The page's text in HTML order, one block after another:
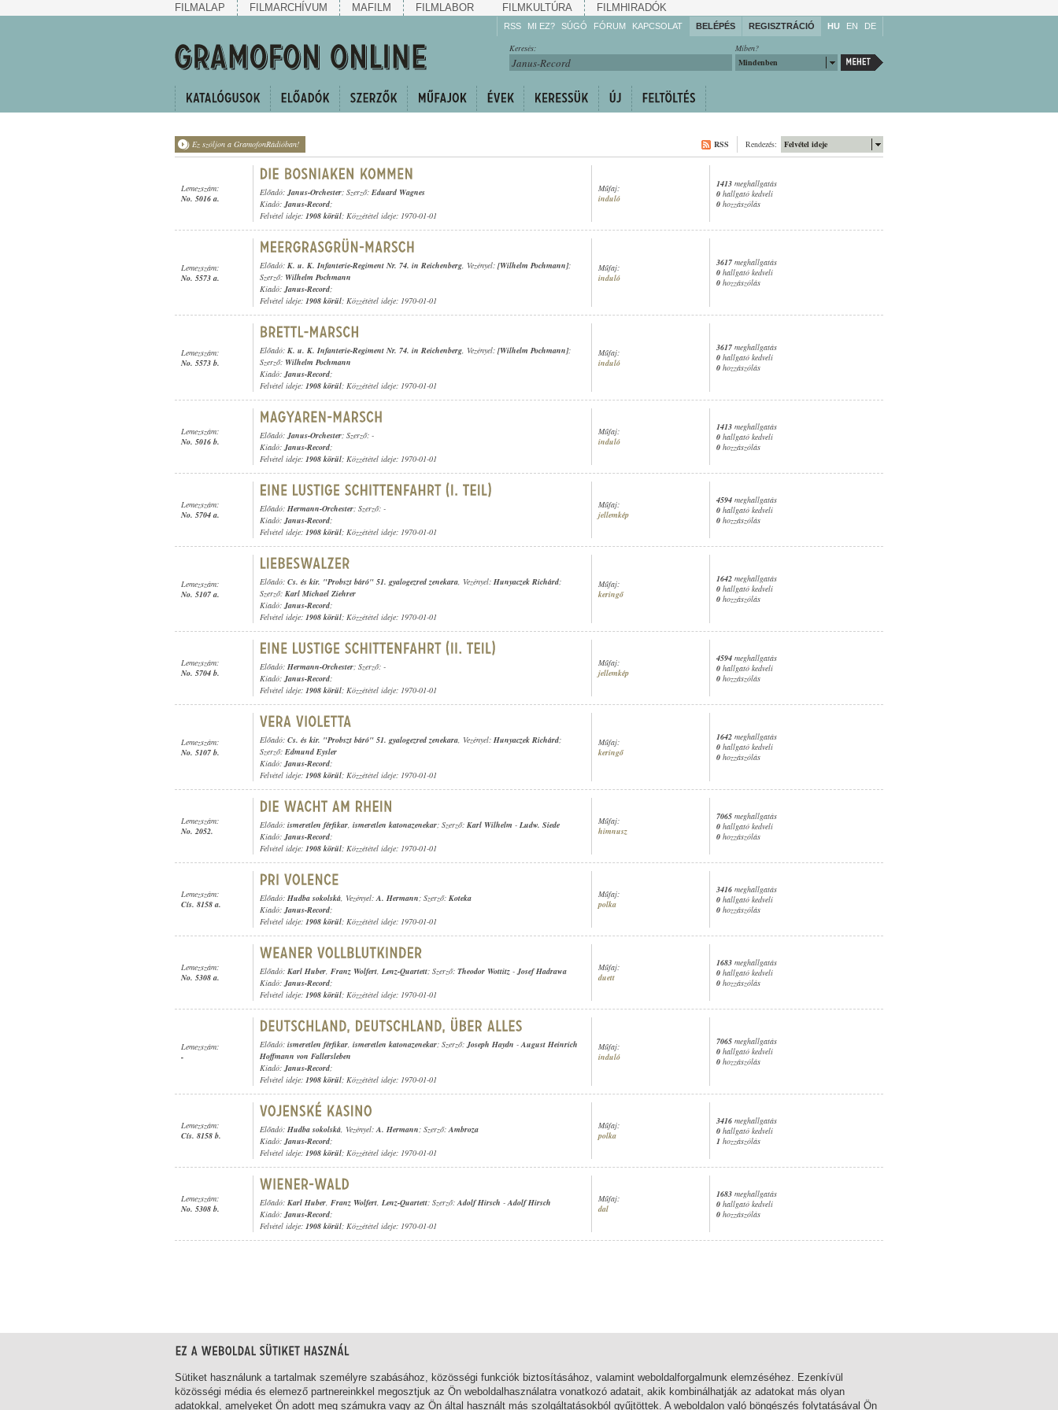
FILMALAP FILMARCHÍVUM MAFILM FILMLABOR FILMKULTÚRA FILMHIRADÓK
RSS MI EZ? SÚGÓ
Gyarapítsa!
Kövesse!
FÓRUM KAPCSOLAT BELÉPÉS REGISZTRÁCIÓ HU EN DE
Miben?
Mindenben
Keresés:
Ez szóljon a GramofonRádióban! Felvétel ideje
Rendezés:
RSS
Lemezszám:
No. 5016 a.
Előadó:Janus-Orchester; Szerző: Eduard Wagnes
Kiadó:Janus-Record;
Felvétel ideje: 1908 körül; Közzététel ideje: 1970-01-01
Műfaj:
induló
1413 meghallgatás
0 hallgató kedveli
0 hozzászólás
Lemezszám:
No. 5573 a.
Előadó: K. u. K. Infanterie-Regiment Nr. 74. in Reichenberg, Vezényel: [Wilhelm Pochmann];
Szerző: Wilhelm Pochmann
Kiadó:Janus-Record;
Felvétel ideje: 1908 körül; Közzététel ideje: 1970-01-01
Műfaj:
induló
3617 meghallgatás
0 hallgató kedveli
0 hozzászólás
Lemezszám:
No. 5573 b.
Előadó: K. u. K. Infanterie-Regiment Nr. 74. in Reichenberg, Vezényel: [Wilhelm Pochmann];
Szerző: Wilhelm Pochmann
Kiadó:Janus-Record;
Felvétel ideje: 1908 körül; Közzététel ideje: 1970-01-01
Műfaj:
induló
3617 meghallgatás
0 hallgató kedveli
0 hozzászólás
Lemezszám:
No. 5016 b.
Előadó:Janus-Orchester; Szerző: -
Kiadó:Janus-Record;
Felvétel ideje: 1908 körül; Közzététel ideje: 1970-01-01
Műfaj:
induló
1413 meghallgatás
0 hallgató kedveli
0 hozzászólás
Lemezszám:
No. 5704 a.
Előadó: Hermann-Orchester; Szerző: -
Kiadó:Janus-Record;
Felvétel ideje: 1908 körül; Közzététel ideje: 1970-01-01
Műfaj:
jellemkép
4594 meghallgatás
0 hallgató kedveli
0 hozzászólás
Lemezszám:
No. 5107 a.
Előadó: Cs. és kir. "Probszt báró" 51. gyalogezred zenekara, Vezényel: Hunyaczek Richárd;
Szerző: Karl Michael Ziehrer
Kiadó:Janus-Record;
Felvétel ideje: 1908 körül; Közzététel ideje: 1970-01-01
Műfaj:
keringő
1642 meghallgatás
0 hallgató kedveli
0 hozzászólás
Lemezszám:
No. 5704 b.
Előadó: Hermann-Orchester; Szerző: -
Kiadó:Janus-Record;
Felvétel ideje: 1908 körül; Közzététel ideje: 1970-01-01
Műfaj:
jellemkép
4594 meghallgatás
0 hallgató kedveli
0 hozzászólás
Lemezszám:
No. 5107 b.
Előadó: Cs. és kir. "Probszt báró" 51. gyalogezred zenekara, Vezényel: Hunyaczek Richárd;
Szerző: Edmund Eysler
Kiadó:Janus-Record;
Felvétel ideje: 1908 körül; Közzététel ideje: 1970-01-01
Műfaj:
keringő
1642 meghallgatás
0 hallgató kedveli
0 hozzászólás
Lemezszám:
No. 2052.
Előadó: ismeretlen férfikar, ismeretlen katonazenekar; Szerző: Karl Wilhelm - Ludw. Siede
Kiadó:Janus-Record;
Felvétel ideje: 1908 körül; Közzététel ideje: 1970-01-01
Műfaj:
himnusz
7065 meghallgatás
0 hallgató kedveli
0 hozzászólás
Lemezszám:
Cís. 8158 a.
Előadó: Hudba sokolská, Vezényel:A. Hermann; Szerző: Koteka
Kiadó:Janus-Record;
Felvétel ideje: 1908 körül; Közzététel ideje: 1970-01-01
Műfaj:
polka
3416 meghallgatás
0 hallgató kedveli
0 hozzászólás
Lemezszám:
No. 5308 a.
Előadó: Karl Huber, Franz Wolfert, Lenz-Quartett; Szerző: Theodor Wottitz -Josef Hadrawa
Kiadó:Janus-Record;
Felvétel ideje: 1908 körül; Közzététel ideje: 1970-01-01
Műfaj:
duett
1683 meghallgatás
0 hallgató kedveli
0 hozzászólás
Lemezszám:
-
Előadó: ismeretlen férfikar, ismeretlen katonazenekar; Szerző:Joseph Haydn -August Heinrich
Hoffmann von Fallersleben
Kiadó:Janus-Record;
Felvétel ideje: 1908 körül; Közzététel ideje: 1970-01-01
Műfaj:
induló
7065 meghallgatás
0 hallgató kedveli
0 hozzászólás
Lemezszám:
Cís. 8158 b.
Előadó: Hudba sokolská, Vezényel:A. Hermann; Szerző:Ambroza
Kiadó:Janus-Record;
Felvétel ideje: 1908 körül; Közzététel ideje: 1970-01-01
Műfaj:
polka
3416 meghallgatás
0 hallgató kedveli
1 hozzászólás
Lemezszám:
No. 5308 b.
Előadó: Karl Huber, Franz Wolfert, Lenz-Quartett; Szerző:Adolf Hirsch -Adolf Hirsch
Kiadó:Janus-Record;
Felvétel ideje: 1908 körül; Közzététel ideje: 1970-01-01
Műfaj:
dal
1683 meghallgatás
0 hallgató kedveli
0 hozzászólás
1-14/ összesen 14 találat 1. oldal
Sütiket használunk a tartalmak személyre szabásához, közösségi funkciók biztosításához, valamint weboldalforgalmunk elemzéséhez. Ezenkívül
közösségi média és elemező partnereinkkel megosztjuk az Ön weboldalhasználatra vonatkozó adatait, akik kombinálhatják az adatokat más olyan
adatokkal, amelyeket Ön adott meg számukra vagy az Ön által használt más szolgáltatásokból gyűjtöttek. A weboldalon való böngészés folytatásával Ön